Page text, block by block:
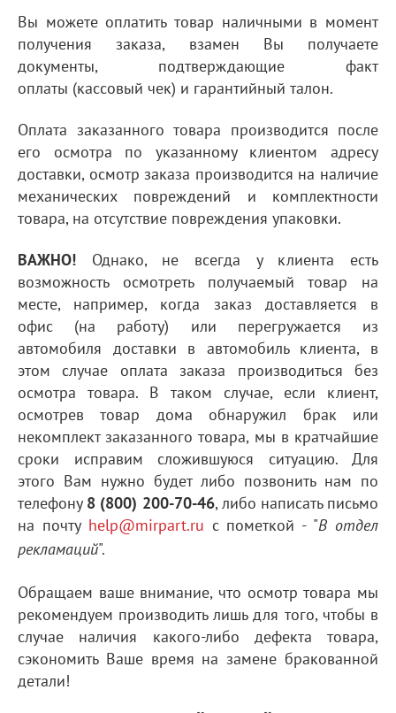
Вы можете оплатить товар наличными в момент
получения заказа, взамен Вы получаете
документы, подтверждающие факт
оплаты (кассовый чек) и гарантийный талон.
Оплата заказанного товара производится после
его осмотра по указанному клиентом адресу
доставки, осмотр заказа производится на наличие
механических повреждений и комплектности
товара, на отсутствие повреждения упаковки.
ВАЖНО! Однако, не всегда у клиента есть
возможность осмотреть получаемый товар на
месте, например, когда заказ доставляется в
офис (на работу) или перегружается из
автомобиля доставки в автомобиль клиента, в
этом случае оплата заказа производиться без
осмотра товара. В таком случае, если клиент,
осмотрев товар дома обнаружил брак или
некомплект заказанного товара, мы в кратчайшие
сроки исправим сложившуюся ситуацию. Для
этого Вам нужно будет либо позвонить нам по
телефону 8 (800) 200-70-46, либо написать письмо
на почту help@mirpart.ru с пометкой - "В отдел
рекламаций".
Обращаем ваше внимание, что осмотр товара мы
рекомендуем производить лишь для того, чтобы в
случае наличия какого-либо дефекта товара,
сэкономить Ваше время на замене бракованной
детали!